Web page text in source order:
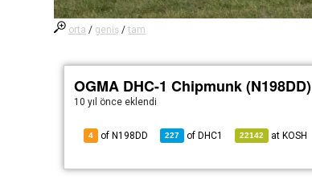
orta / geniş /tam
OGMA DHC-1 Chipmunk (N198DD)
10 yıl önce eklendi
4 of N198DD 227 of DHC1 22142 at KOSH